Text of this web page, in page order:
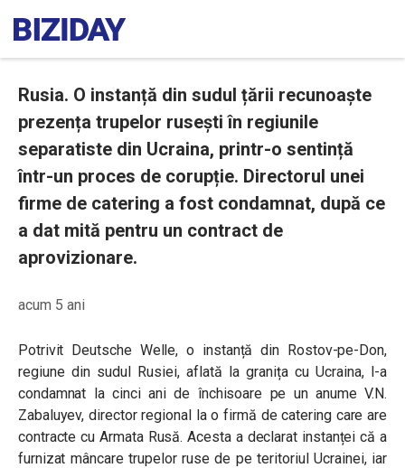
Rusia. O instanță din sudul țării recunoaște
prezența trupelor rusești în regiunile
separatiste din Ucraina, printr-o sentință
într-un proces de corupție. Directorul unei
firme de catering a fost condamnat, după ce
a dat mită pentru un contract de
aprovizionare.
acum 5 ani
Potrivit Deutsche Welle, o instanță din Rostov-pe-Don,
regiune din sudul Rusiei, aflată la granița cu Ucraina, l-a
condamnat la cinci ani de închisoare pe un anume V.N.
Zabaluyev, director regional la o firmă de catering care are
contracte cu Armata Rusă. Acesta a declarat instanței că a
furnizat mâncare trupelor ruse de pe teritoriul Ucrainei, iar